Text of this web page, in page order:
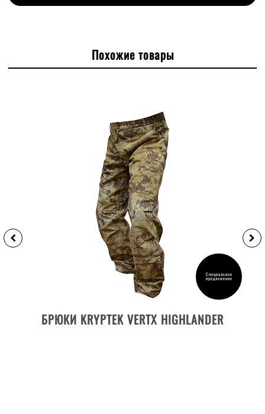
Похожие товары
Специальное
предложение
БРЮКИ KRYPTEK VERTX HIGHLANDER